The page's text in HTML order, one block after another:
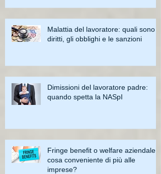
Malattia del lavoratore: quali sono i
diritti, gli obblighi e le sanzioni
Dimissioni del lavoratore padre:
quando spetta la NASpI
Fringe benefit o welfare aziendale:
cosa conveniente di più alle
imprese?